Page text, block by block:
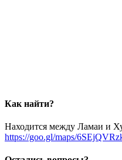
Как найти?
Находится между Ламаи и
https://goo.gl/maps/